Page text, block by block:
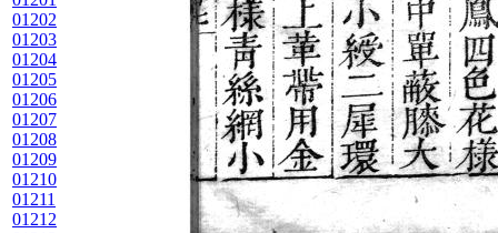
01202
01203
01204
01205
01206
01207
01208
01209
01210
01211
01212